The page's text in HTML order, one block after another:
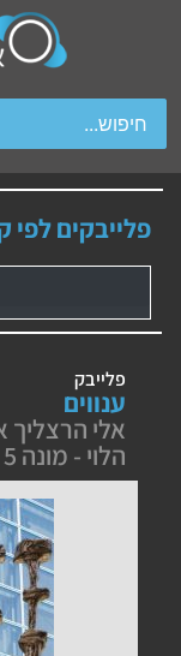
swipe gestures.
פלייבקים לפי
פלייבק
ענווים
אלי הרצליך
הלוי - מונה 5